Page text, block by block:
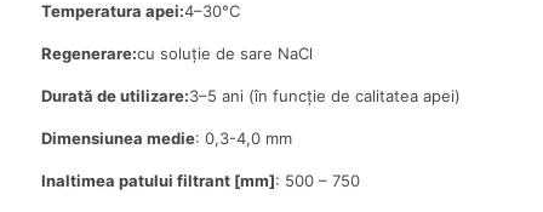
Temperatura apei:4–30°C
Regenerare:cu soluție de sare NaCl
Durată de utilizare:3–5 ani (în funcție de calitatea apei)
Dimensiunea medie: 0,3-4,0 mm
Inaltimea patului filtrant [mm]: 500 – 750